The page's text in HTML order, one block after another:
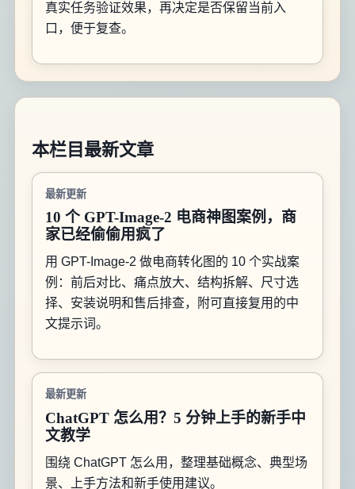
真实任务验证效果，再决定是否保留当前入
口，便于复查。
本栏目最新文章
最新更新
10 个 GPT-Image-2 电商神图案例，商
家已经偷偷用疯了
用 GPT-Image-2 做电商转化图的 10 个实战案
例：前后对比、痛点放大、结构拆解、尺寸选
择、安装说明和售后排查，附可直接复用的中
文提示词。
最新更新
ChatGPT 怎么用？5 分钟上手的新手中
文教学
围绕 ChatGPT 怎么用，整理基础概念、典型场
景、上手方法和新手使用建议。